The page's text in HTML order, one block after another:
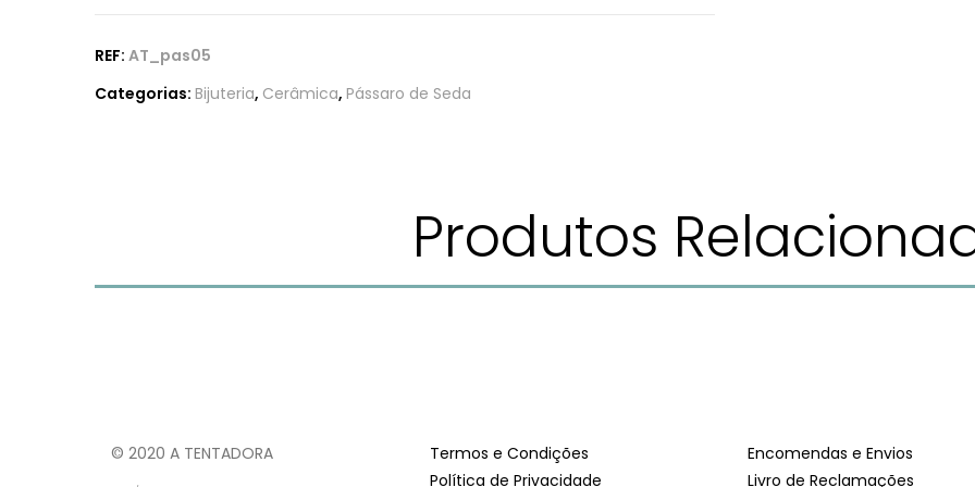
REF: AT_pas05
Categorias: Bijuteria, Cerâmica, Pássaro de Seda
Produtos
© 2020 A TENTADORA
Termos e Condições
Política de Privacidade
Encomendas e Envios
Livro de Reclamações